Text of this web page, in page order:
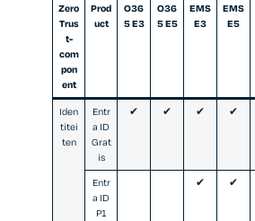
Zero
Trus
t-
com
pon
ent
Prod
uct
O36
5 E3
O36
5 E5
EMS
E3
EMS
E5
Iden
titei
ten
Entr
a ID
Grat
is
✔ ✔ ✔ ✔
Entr
a ID
P1
✔ ✔